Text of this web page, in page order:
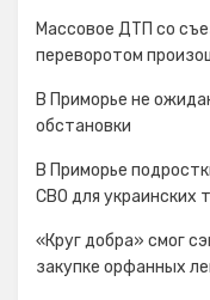
Массовое ДТП со
переворотом
В Приморье не
обстановки
В Приморье
СВО для украинских
«Круг добра» смог
закупке орфанных